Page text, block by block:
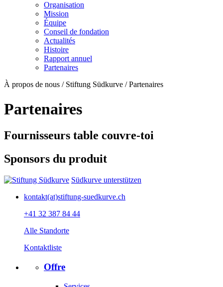
Organisation
Mission
Équipe
Conseil de fondation
Actualités
Histoire
Rapport annuel
Partenaires
À propos de nous / Stiftung Südkurve / Partenaires
Partenaires
Fournisseurs table couvre-toi
Sponsors du produit
Südkurve unterstützen
kontakt(at)stiftung-suedkurve.ch
+41 32 387 84 44
Alle Standorte
Kontaktliste
Offre